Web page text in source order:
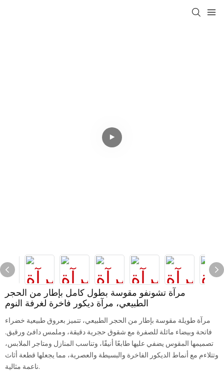
مرآة تشونفو مقوسة بطول كامل بإطار من الحجر
الطبيعي، مرآة ديكور فاخرة لغرفة النوم
مرآة طويلة مقوسة بإطار من الحجر الطبيعي، تتميز بعروق طبيعية خضراء
فاتحة وبيضاء مائلة للصفرة مع شقوق حجرية دقيقة، وملمس دافئ ورقيق.
تصميمها المقوس يضفي عليها طابعًا أنيقًا، وتناسب المنازل ومتاجر الملابس،
وتتلاءم مع أنماط الديكور الفاخرة والبسيطة والعصرية، مما يجعلها قطعة أثاث
ناعمة مثالية.